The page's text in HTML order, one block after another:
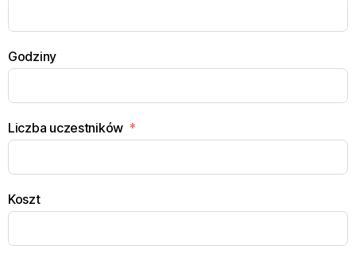
Godziny
Liczba uczestników
Koszt